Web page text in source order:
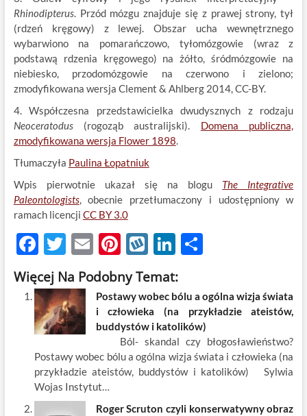
Rhinodipterus. Przód mózgu znajduje się z prawej strony, tył
(rdzeń kręgowy) z lewej. Obszar ucha wewnętrznego
wybarwiono na pomarańczowo, tyłomózgowie (wraz z
podstawą rdzenia kręgowego) na żółto, śródmózgowie na
niebiesko, przodomózgowie na czerwono i zielono;
zmodyfikowana wersja Clement & Ahlberg 2014, CC-BY.
4. Współczesna przedstawicielka dwudysznych z rodzaju
Neoceratodus(rogoząb australijski). Domena publiczna,
zmodyfikowana wersja Flower 1898.
Tłumaczyła Paulina Łopatniuk
Wpis pierwotnie ukazał się na blogu The Integrative
Paleontologists, obecnie przetłumaczony i udostępniony w
ramach licencji CC BY 3.0
F
ac
e
b
o
o
k
T
w
itt
er
E
m
ail
Pi
nt
er
es
t
W
k
o
p
Li
k
e
dI
n
S
ar
e
Więcej Na Podobny Temat:
Postawy wobec bólu a ogólna wizja świata
i człowieka (na przykładzie ateistów,
buddystów i katolików)
Ból- skandal czy błogosławieństwo?
Postawy wobec bólu a ogólna wizja świata i człowieka (na
przykładzie ateistów, buddystów i katolików) Sylwia
Wojas Instytut…
Roger Scruton czyli konserwatywny obraz